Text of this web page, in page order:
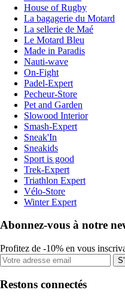
House of Rugby
La bagagerie du Motard
La sellerie de Maé
Le Motard Bleu
Made in Paradis
Nauti-wave
On-Fight
Padel-Expert
Pecheur-Store
Pet and Garden
Slowood Interior
Smash-Expert
Sneak'In
Sneakids
Sport is good
Trek-Expert
Triathlon Expert
Vélo-Store
Winter Expert
Abonnez-vous à notre
Profitez de -10% en vous
Restons connectés